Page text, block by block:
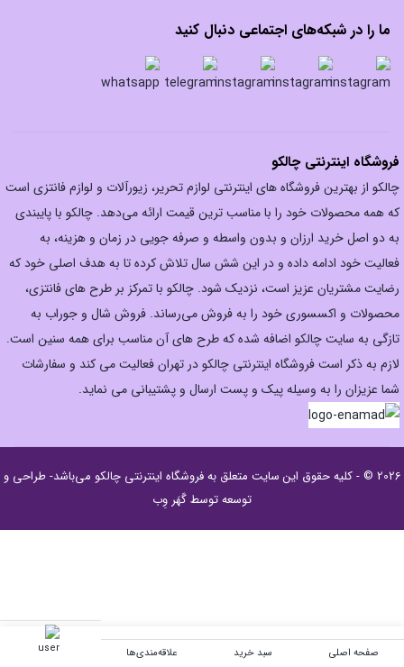
ما را در شبکه‌های اجتماعی دنبال کنید
فروشگاه اینترنتی چالکو
چالکو از بهترین فروشگاه های اینترنتی لوازم تحریر، زیورآلات و لوازم فانتزی است
که همه محصولات خود را با مناسب ترین قیمت ارائه می‌دهد. چالکو با پایبندی
به دو اصل خرید ارزان‌ و بدون واسطه و صرفه جویی در زمان و هزینه، به
فعالیت خود ادامه داده و در این شش سال تلاش کرده تا به هدف اصلی خود که
رضایت مشتریان عزیز است، نزدیک شود. چالکو با تمرکز بر طرح های فانتزی،
محصولات و اکسسوری خود را به فروش می‌رساند. فروش شال و جوراب به
تازگی به سایت چالکو اضافه شده که طرح های آن مناسب برای همه سنین است.
لازم به ذکر است فروشگاه اینترنتی چالکو در تهران فعالیت می کند و سفارشات
شما عزیزان را به وسیله پیک و پست ارسال و پشتیبانی می نماید.
2026 © - کلیه حقوق این سایت متعلق به فروشگاه اینترنتی چالکو می‌باشد- طراحی و
توسعه توسطگَهَر وِب
صفحه اصلی سبد خرید
علاقه‌مندی‌ها